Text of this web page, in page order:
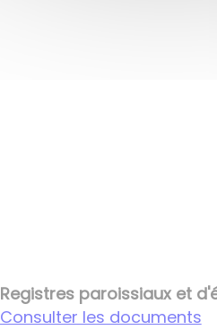
Registres paroissiaux et
Consulter les documents